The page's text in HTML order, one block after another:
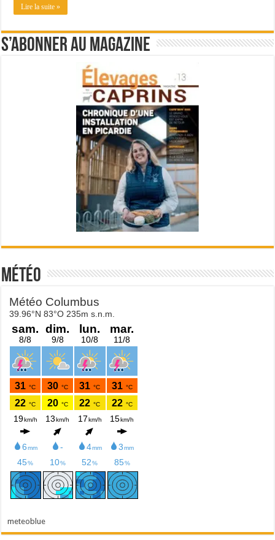
Lire la suite »
S’abonner au magazine
Météo
meteoblue